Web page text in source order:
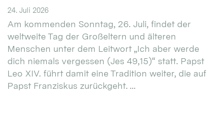
24. Juli 2026
Am kommenden Sonntag, 26. Juli, findet der
weltweite Tag der Großeltern und älteren
Menschen unter dem Leitwort „Ich aber werde
dich niemals vergessen (Jes 49,15)“ statt. Papst
Leo XIV. führt damit eine Tradition weiter, die auf
Papst Franziskus zurückgeht. ...